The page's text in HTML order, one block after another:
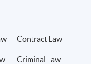
課程架構和大綱，以確保他
模組的選擇。
Contract Law
Criminal Law